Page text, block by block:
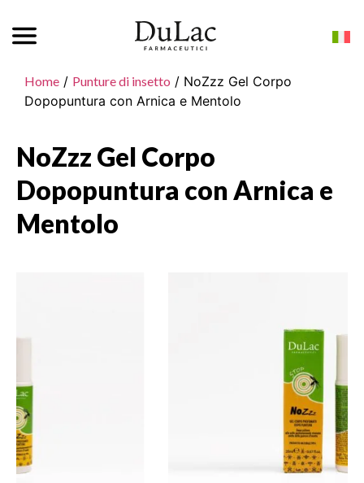
Home / Punture di insetto / NoZzz Gel Corpo
Dopopuntura con Arnica e Mentolo
NoZzz Gel Corpo
Dopopuntura con Arnica e
Mentolo